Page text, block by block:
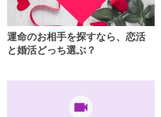
運命のお相手を探すなら、恋活
と婚活どっち選ぶ？